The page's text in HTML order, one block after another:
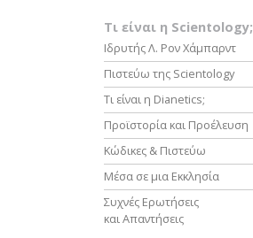
Τι είναι η Scientology;
Ιδρυτής Λ. Ρον Χάμπαρντ
Πιστεύω της Scientology
Τι είναι η Dianetics;
Προϊστορία και Προέλευση
Κώδικες & Πιστεύω
Μέσα σε μια Εκκλησία
Συχνές Ερωτήσεις
και Απαντήσεις